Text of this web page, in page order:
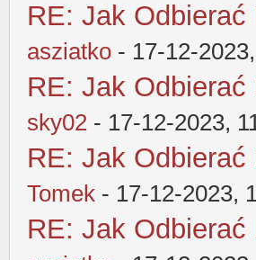
RE: Jak Odbierać
asziatko - 17-12-
RE: Jak Odbierać
sky02 - 17-12-2023,
RE: Jak Odbierać
Tomek - 17-12-2023,
RE: Jak Odbierać